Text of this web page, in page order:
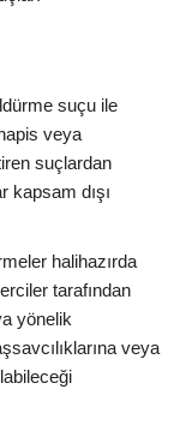
suçu ile
veya
suçlardan
kapsam dışı
halihazırda
tarafından
yönelik
veya